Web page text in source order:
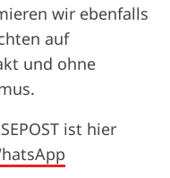
wir ebenfalls
auf
und ohne
ist hier